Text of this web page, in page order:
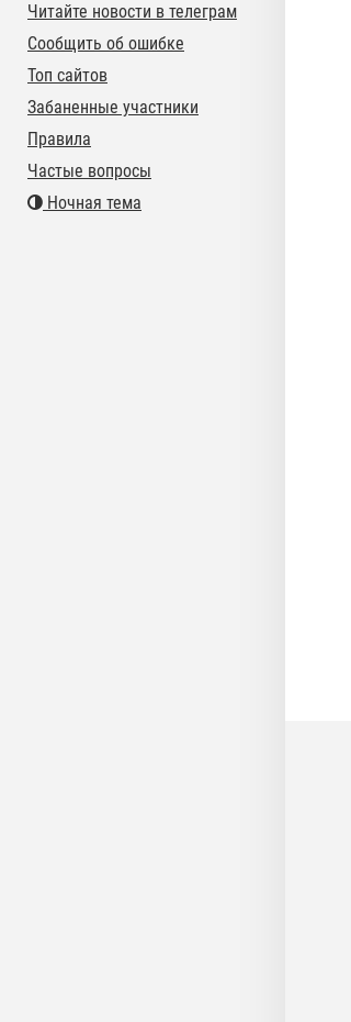
Читайте новости в телеграм
Сообщить об ошибке
Топ сайтов
Забаненные участники
Правила
Частые вопросы
Ночная тема